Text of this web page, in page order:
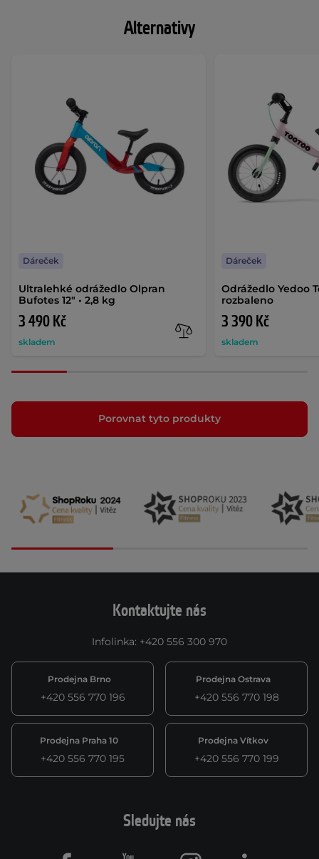
Alternativy
Ultralehké odrážedlo Olpran
Bufotes 12" • 2,8 kg
3 490 Kč
skladem
Dáreček
Odrážedlo Yedoo
rozbaleno
3 390 Kč
skladem
Dáreček
Porovnat tyto produkty
Kontaktujte nás
Infolinka: +420 556 300 970
Prodejna Brno
+420 556 770 196
Prodejna Ostrava
+420 556 770 198
Prodejna Praha 10
+420 556 770 195
Prodejna Vítkov
+420 556 770 199
Sledujte nás